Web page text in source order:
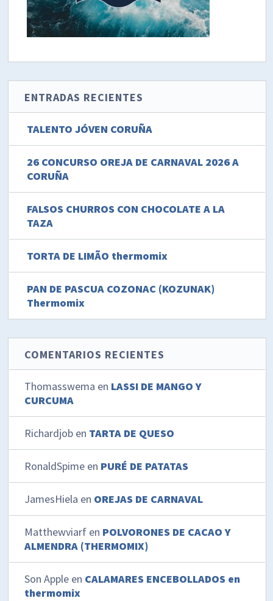
ENTRADAS RECIENTES
TALENTO JÓVEN CORUÑA
26 CONCURSO OREJA DE CARNAVAL 2026 A
CORUÑA
FALSOS CHURROS CON CHOCOLATE A LA
TAZA
TORTA DE LIMÃO thermomix
PAN DE PASCUA COZONAC (KOZUNAK)
Thermomix
COMENTARIOS RECIENTES
Thomasswema en LASSI DE MANGO Y
CURCUMA
Richardjob en TARTA DE QUESO
RonaldSpime en PURÉ DE PATATAS
JamesHiela en OREJAS DE CARNAVAL
Matthewviarf en POLVORONES DE CACAO Y
ALMENDRA (THERMOMIX)
Son Apple en CALAMARES ENCEBOLLADOS en
thermomix